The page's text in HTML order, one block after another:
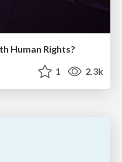
Human Rights?
1 2.3k